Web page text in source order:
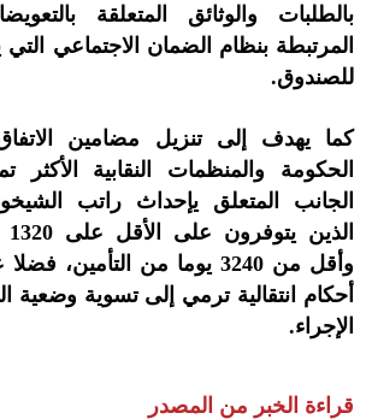
بالطلبات والوثائق المتعلقة
المرتبطة بنظام الضمان الاجتماعي
للصندوق.
كما يهدف إلى تنزيل مضامين
الحكومة والمنظمات النقابية الأكثر
الجانب المتعلق يإحداث راتب
وأقل من 3240 يوما من
أحكام انتقالية ترمي إلى تسوية وضعية
الإجراء.
قراءة الخبر من المصدر